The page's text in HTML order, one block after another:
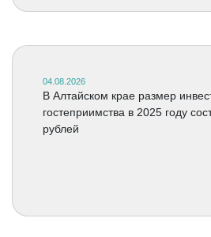
04.08.2026
В Алтайском крае размер
гостеприимства в 2025 году
рублей